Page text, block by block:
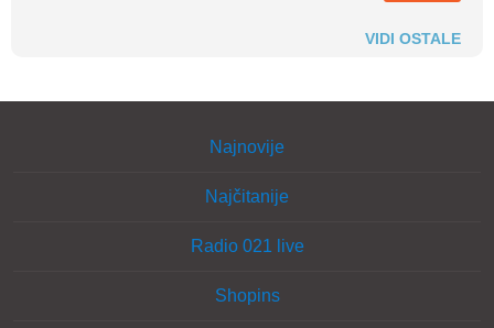
VIDI OSTALE
Najnovije
Najčitanije
Radio 021 live
Shopins